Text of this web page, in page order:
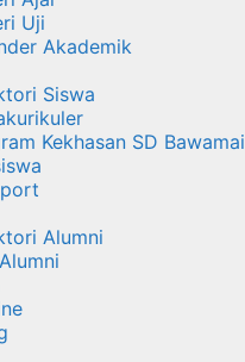
Uji
Akademik
Siswa
Kekhasan SD Bawamai
Alumni